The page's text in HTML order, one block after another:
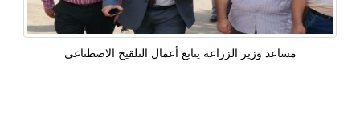
مساعد وزير الزراعة يتابع أعمال التلقيح الاصطناعى